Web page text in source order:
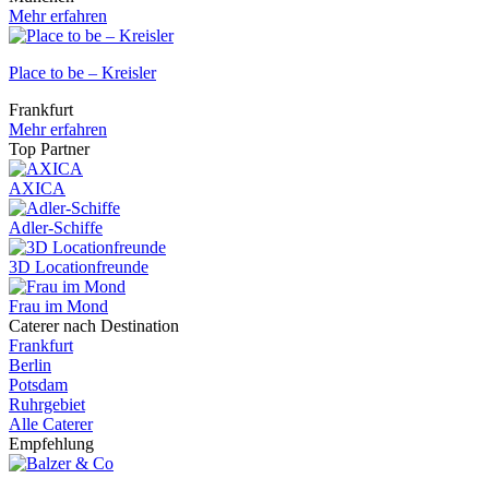
Mehr erfahren
Place to be – Kreisler
Frankfurt
Mehr erfahren
Top Partner
AXICA
Adler-Schiffe
3D Locationfreunde
Frau im Mond
Caterer nach Destination
Frankfurt
Berlin
Potsdam
Ruhrgebiet
Alle Caterer
Empfehlung